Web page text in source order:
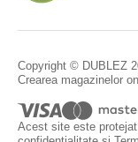
Copyright © DUBLEZ
Crearea magazinelor
Acest site este